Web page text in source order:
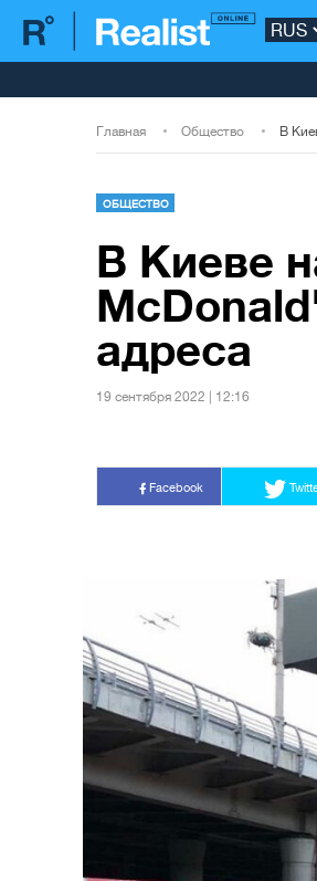
Главная Общество
ОБЩЕСТВО
В Киеве
адреса
19 сентября 2022 | 12:16
Facebook